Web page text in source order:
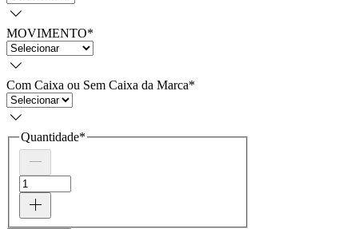
MOVIMENTO*
Com Caixa ou Sem Caixa da Marca*
Quantidade*